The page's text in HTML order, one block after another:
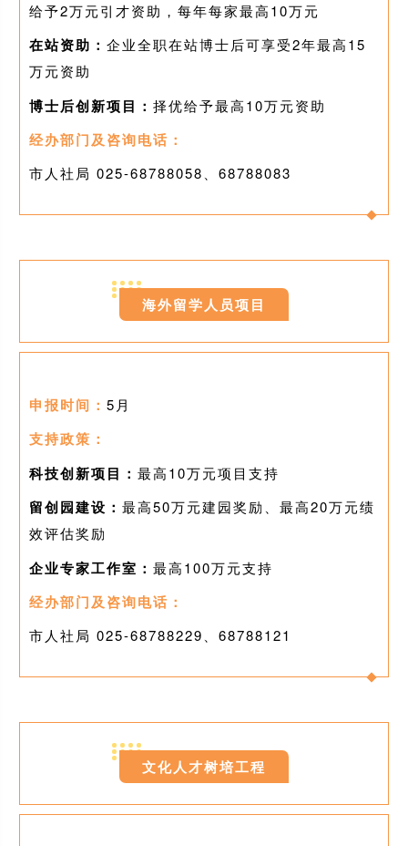
给予2万元引才资助，每年每家最高10万元
在站资助： 企业全职在站博士后可享受2年最高15
万元资助
博士后创新项目： 择优给予最高10万元资助
经办部门及咨询电话：
市人社局 025-68788058、68788083
海外留学人员项目
申报时间： 5月
支持政策：
科技创新项目： 最高10万元项目支持
留创园建设： 最高50万元建园奖励、最高20万元绩
效评估奖励
企业专家工作室： 最高100万元支持
经办部门及咨询电话：
市人社局 025-68788229、68788121
文化人才树培工程